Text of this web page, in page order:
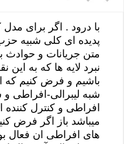
با درود . اگر برای مدل
پدیده ای کلی شبیه
متن جریانات و حوادث
نبرد لایه ها که به
باشیم و فرض کنیم که
شبه لیبرالی-افراطی
افراطی و کنترل کننده
میباشد باز اگر فرض
های افراطی ان فعال